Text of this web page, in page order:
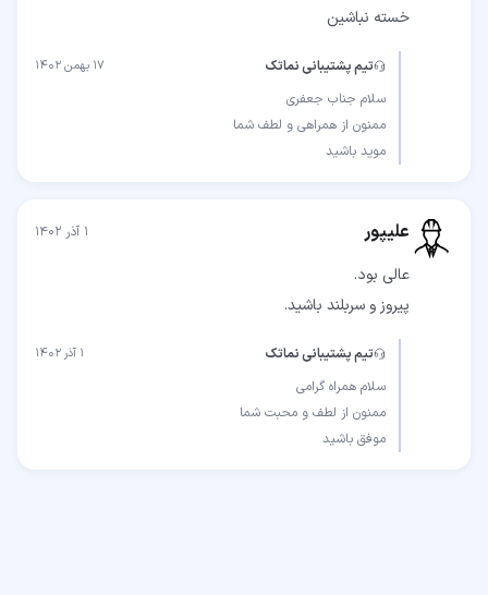
خسته نباشین
تیم پشتیبانی نماتک ۱۷ بهمن ۱۴۰۲
موید باشید
علیپور ۱ آذر ۱۴۰۲
پیروز و سربلند باشید.
تیم پشتیبانی نماتک ۱ آذر ۱۴۰۲
موفق باشید